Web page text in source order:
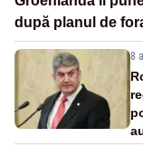
după planul de
8